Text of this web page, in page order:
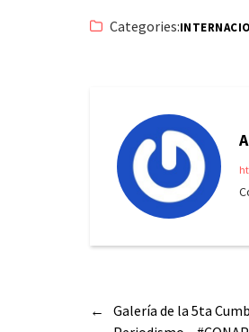
Categories:
←
Galería de la 5ta